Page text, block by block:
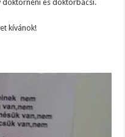
doktornéni és doktorbácsi.
kívánok!